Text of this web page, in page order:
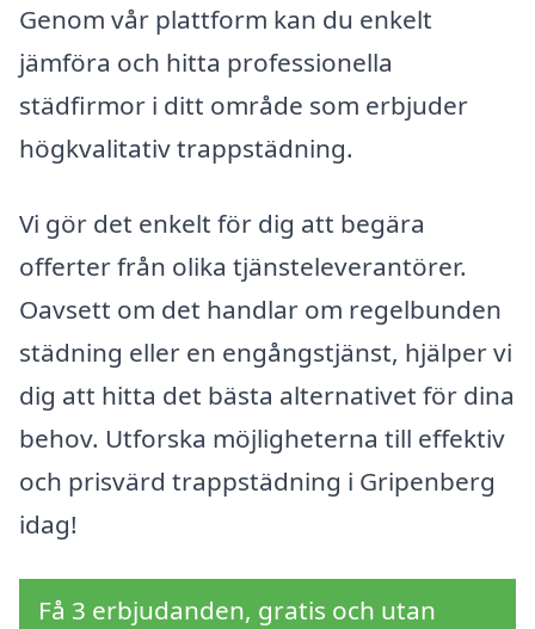
Genom vår plattform kan du enkelt
jämföra och hitta professionella
städfirmor i ditt område som erbjuder
högkvalitativ trappstädning.
Vi gör det enkelt för dig att begära
offerter från olika tjänsteleverantörer.
Oavsett om det handlar om regelbunden
städning eller en engångstjänst, hjälper vi
dig att hitta det bästa alternativet för dina
behov. Utforska möjligheterna till effektiv
och prisvärd trappstädning i Gripenberg
idag!
Få 3 erbjudanden, gratis och utan